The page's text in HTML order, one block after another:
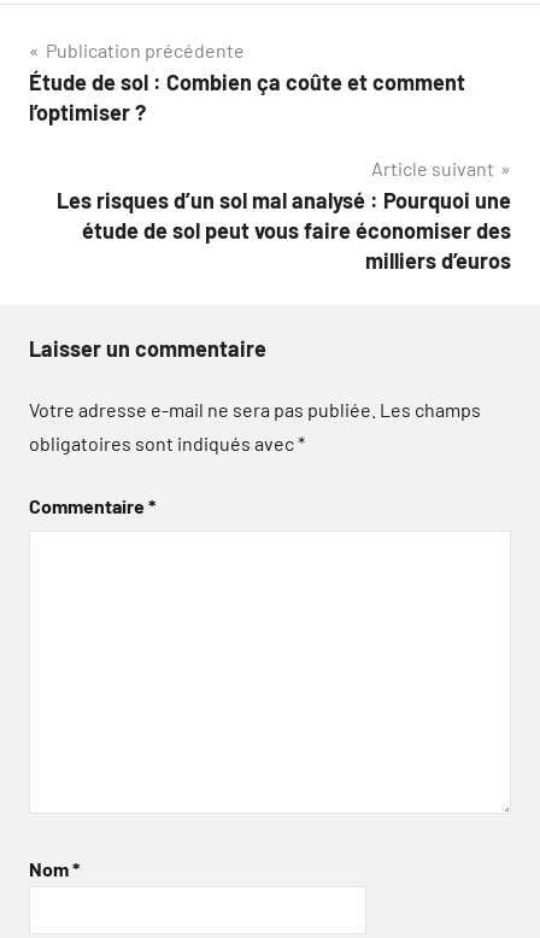
Navigation
de
Publication précédente
Étude de sol : Combien ça coûte et comment
l’optimiser ?
Article suivant
Les risques d’un sol mal analysé : Pourquoi une
étude de sol peut vous faire économiser des
milliers d’euros
Laisser un commentaire
Votre adresse e-mail ne sera pas publiée. Les champs
obligatoires sont indiqués avec*
Commentaire*
Nom*